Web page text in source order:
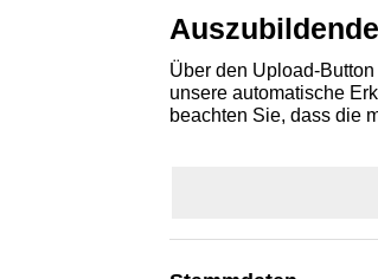
Über den Upload-
unsere automatische
beachten Sie, dass die